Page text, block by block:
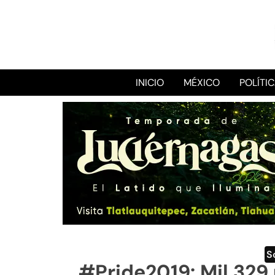
INICIO MÉXICO